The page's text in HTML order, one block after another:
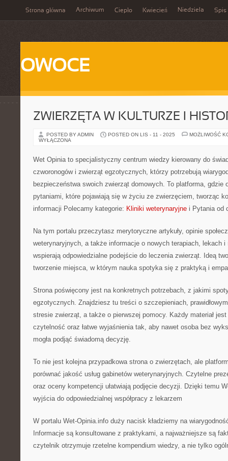
Strona główna Archiwum Ciepło Kwiecień Niedziela Spis
OWOCE
ZWIERZĘTA W KULTURZE I
POSTED BY ADMIN POSTED ON LIS - 11 - 2025
MOŻLIWOŚĆ
WYŁĄCZONA
Wet Opinia to specjalistyczny centrum wiedzy kierowany do
czworonogów i zwierząt egzotycznych, którzy potrzebują
bezpieczeństwa swoich zwierząt domowych. To platforma, gdzie
pytaniami, które pojawiają się w życiu ze zwierzęciem, tworząc
informacji Polecamy kategorie: Kliniki weterynaryjne i Pytania od
Na tym portalu przeczytasz merytoryczne artykuły, opinie
weterynaryjnych, a także informacje o nowych terapiach, lekach
wspierają odpowiedzialne podejście do leczenia zwierząt. Ideą
tworzenie miejsca, w którym nauka spotyka się z praktyką i
Strona poświęcony jest na konkretnych potrzebach, z jakimi
egzotycznych. Znajdziesz tu treści o szczepieniach,
stresie zwierząt, a także o pierwszej pomocy. Każdy materiał
czytelność oraz łatwe wyjaśnienia tak, aby nawet osoba bez
mogła podjąć świadomą decyzję.
To nie jest kolejna przypadkowa strona o zwierzętach, ale
porównać jakość usług gabinetów weterynaryjnych. Czytelne
oraz oceny kompetencji ułatwiają podjęcie decyzji. Dzięki temu
wyjścia do odpowiedzialnej współpracy z lekarzem
W portalu Wet-Opinia.info duży nacisk kładziemy na
Informacje są konsultowane z praktykami, a najważniejsze są
czytelnik otrzymuje rzetelne kompendium wiedzy, a nie tylko